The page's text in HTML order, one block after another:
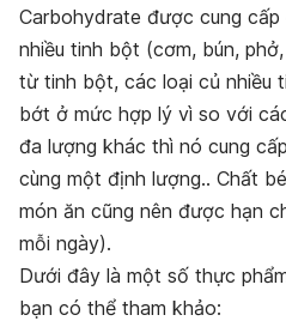
Carbohydrate được cung
nhiều tinh bột (cơm, bún,
từ tinh bột, các loại củ nhiều
bớt ở mức hợp lý vì so với
đa lượng khác thì nó cung
cùng một định lượng.. Chất
món ăn cũng nên được hạn
mỗi ngày).
Dưới đây là một số thực
bạn có thể tham khảo: